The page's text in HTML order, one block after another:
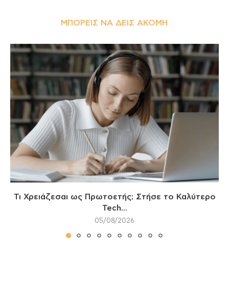
ΜΠΟΡΕΊΣ ΝΑ ΔΕΙΣ ΑΚΌΜΗ
Τι Χρειάζεσαι ως Πρωτοετής; Στήσε το Καλύτερο
Tech...
05/08/2026